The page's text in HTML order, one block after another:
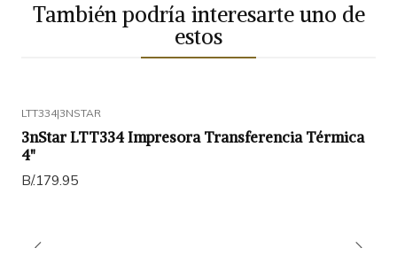
También podría interesarte uno de
estos
LTT334|3NSTAR
3nStar LTT334 Impresora Transferencia Térmica
4"
B/.179.95